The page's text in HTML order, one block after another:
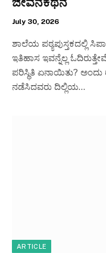
July 30, 2026
ಶಾಲೆಯ ಪಠ್ಯಪುಸ್ತಕದಲ್ಲಿ
ಇತಿಹಾಸ ಇವನ್ನೆಲ್ಲ‌
ಪರಿಸ್ಥಿತಿ ಏನಾಯಿತು? ಅಂದು
ನಡೆಸಿದವರು ದಿಲ್ಲಿಯ…
ARTICLE